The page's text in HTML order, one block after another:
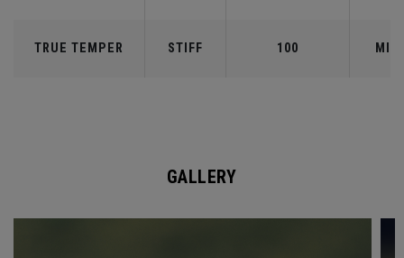
TRUE TEMPER STIFF 100 MID
GALLERY